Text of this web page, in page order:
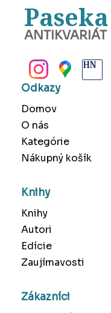
Paseka
ANTIKVARIÁT
Odkazy
Domov
O nás
Kategórie
Nákupný košík
Knihy
Knihy
Autori
Edície
Zaujímavosti
Zákazníci